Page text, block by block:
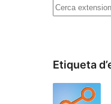
Cerca
Etiqueta